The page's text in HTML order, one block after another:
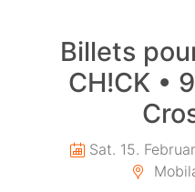
Billets
CH!CK •
Sat. 15.